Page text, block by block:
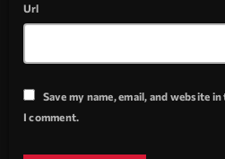
Url
Save my name, email, and website
I comment.